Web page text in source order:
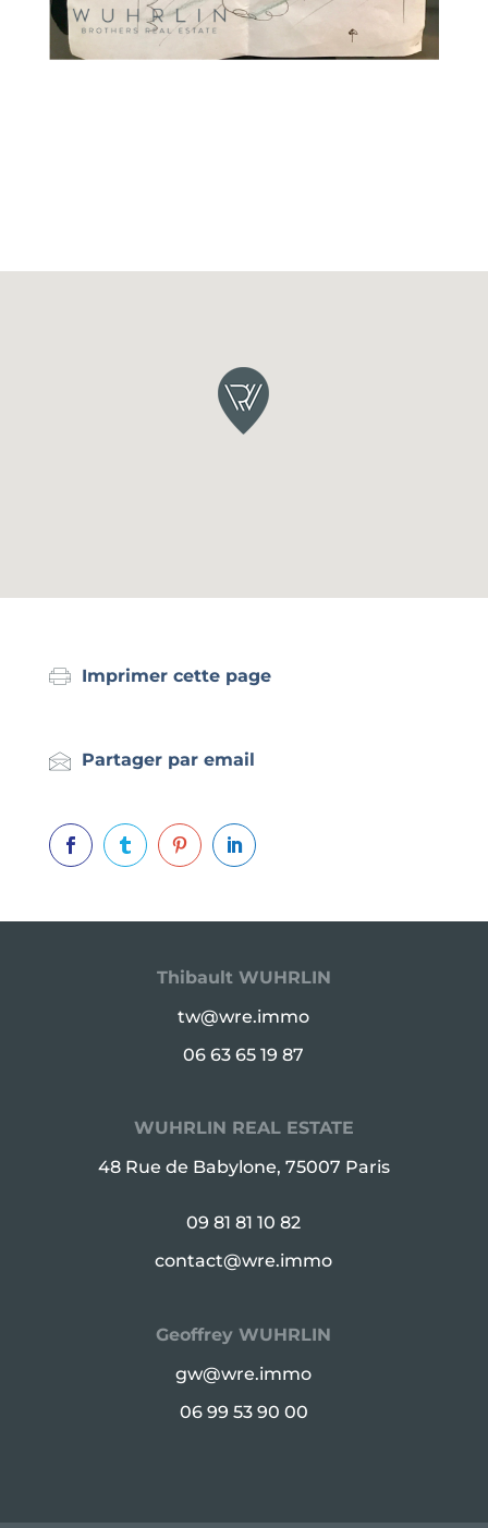
Imprimer cette page
Partager par email
   
Thibault WUHRLIN
tw@wre.immo
06 63 65 19 87
WUHRLIN REAL ESTATE
48 Rue de Babylone, 75007 Paris
09 81 81 10 82
contact@wre.immo
Geoffrey WUHRLIN
gw@wre.immo
06 99 53 90 00